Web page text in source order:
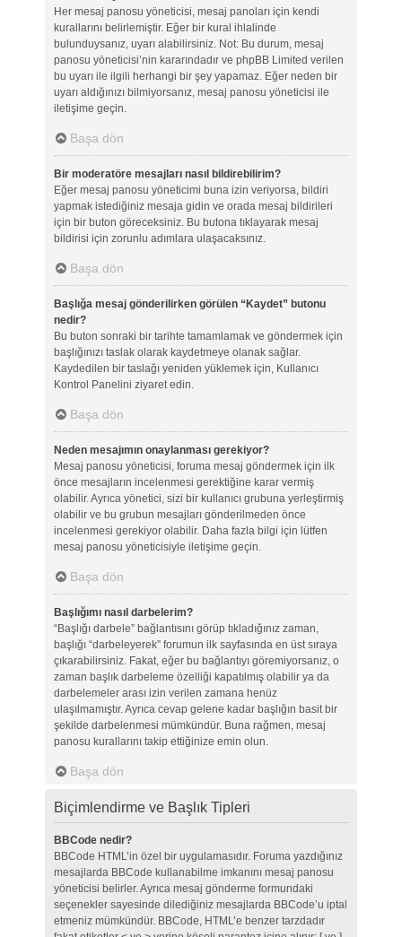
Her mesaj panosu yöneticisi, mesaj panoları için kendi
kurallarını belirlemiştir. Eğer bir kural ihlalinde
bulunduysanız, uyarı alabilirsiniz. Not: Bu durum, mesaj
panosu yöneticisi’nin kararındadır ve phpBB Limited verilen
bu uyarı ile ilgili herhangi bir şey yapamaz. Eğer neden bir
uyarı aldığınızı bilmiyorsanız, mesaj panosu yöneticisi ile
iletişime geçin.
Başa dön
Bir moderatöre mesajları nasıl bildirebilirim?
Eğer mesaj panosu yöneticimi buna izin veriyorsa, bildiri
yapmak istediğiniz mesaja gidin ve orada mesaj bildirileri
için bir buton göreceksiniz. Bu butona tıklayarak mesaj
bildirisi için zorunlu adımlara ulaşacaksınız.
Başa dön
Başlığa mesaj gönderilirken görülen “Kaydet” butonu
nedir?
Bu buton sonraki bir tarihte tamamlamak ve göndermek için
başlığınızı taslak olarak kaydetmeye olanak sağlar.
Kaydedilen bir taslağı yeniden yüklemek için, Kullanıcı
Kontrol Panelini ziyaret edin.
Başa dön
Neden mesajımın onaylanması gerekiyor?
Mesaj panosu yöneticisi, foruma mesaj göndermek için ilk
önce mesajların incelenmesi gerektiğine karar vermiş
olabilir. Ayrıca yönetici, sizi bir kullanıcı grubuna yerleştirmiş
olabilir ve bu grubun mesajları gönderilmeden önce
incelenmesi gerekiyor olabilir. Daha fazla bilgi için lütfen
mesaj panosu yöneticisiyle iletişime geçin.
Başa dön
Başlığımı nasıl darbelerim?
“Başlığı darbele” bağlantısını görüp tıkladığınız zaman,
başlığı “darbeleyerek” forumun ilk sayfasında en üst sıraya
çıkarabilirsiniz. Fakat, eğer bu bağlantıyı göremiyorsanız, o
zaman başlık darbeleme özelliği kapatılmış olabilir ya da
darbelemeler arası izin verilen zamana henüz
ulaşılmamıştır. Ayrıca cevap gelene kadar başlığın basit bir
şekilde darbelenmesi mümkündür. Buna rağmen, mesaj
panosu kurallarını takip ettiğinize emin olun.
Başa dön
Biçimlendirme ve Başlık Tipleri
BBCode nedir?
BBCode HTML’in özel bir uygulamasıdır. Foruma yazdığınız
mesajlarda BBCode kullanabilme imkanını mesaj panosu
yöneticisi belirler. Ayrıca mesaj gönderme formundaki
seçenekler sayesinde dilediğiniz mesajlarda BBCode’u iptal
etmeniz mümkündür. BBCode, HTML’e benzer tarzdadır